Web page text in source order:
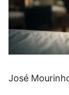
José